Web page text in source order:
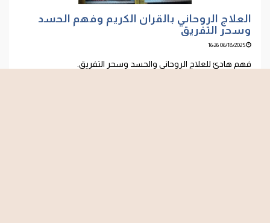
العلاج الروحاني بالقران الكريم وفهم الحسد
وسحر التفريق
06/18/2025 16:26
فهم هادئ للعلاج الروحاني والحسد وسحر التفريق.